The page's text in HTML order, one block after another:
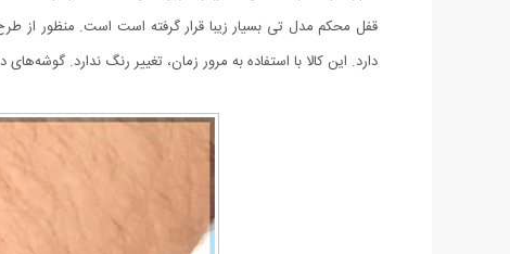
قفل محکم مدل تی بسیار زیبا قرار گرفته است است. منظور از
دارد. این کالا با استفاده به مرور زمان، تغییر رنگ ندارد.